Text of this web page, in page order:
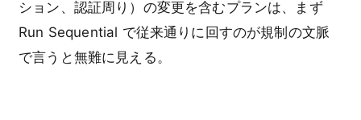
ション、認証周り）の変更を含むプランは、まず
Run Sequential で従来通りに回すのが規制の文脈
で言うと無難に見える。